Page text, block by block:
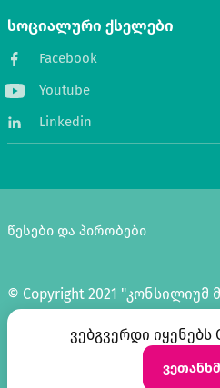
სოციალური ქსელები
Facebook
Youtube
Linkedin
© Copyright 2021 "კონსილიუმ
წესები და პირობები
ვებგვერდი იყენებს